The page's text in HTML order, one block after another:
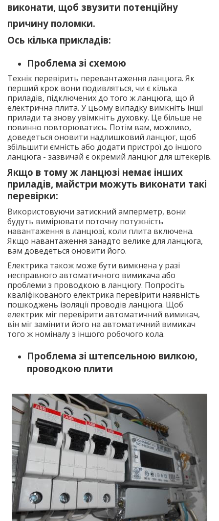
виконати, щоб звузити потенційну
причину поломки.
Ось кілька прикладів:
Проблема зі схемою
Технік перевірить перевантаження ланцюга. Як
перший крок вони подивляться, чи є кілька
приладів, підключених до того ж ланцюга, що й
електрична плита. У цьому випадку вимкніть інші
прилади та знову увімкніть духовку. Це більше не
повинно повторюватись. Потім вам, можливо,
доведеться оновити надлишковий ланцюг, щоб
збільшити ємність або додати пристрої до іншого
ланцюга - зазвичай є окремий ланцюг для штекерів.
Якщо в тому ж ланцюзі немає інших
приладів, майстри можуть виконати такі
перевірки:
Використовуючи затискний амперметр, вони
будуть вимірювати поточну потужність
навантаження в ланцюзі, коли плита включена.
Якщо навантаження занадто велике для ланцюга,
вам доведеться оновити його.
Електрика також може бути вимкнена у разі
несправного автоматичного вимикача або
проблеми з проводкою в ланцюгу. Попросіть
кваліфікованого електрика перевірити наявність
пошкоджень ізоляції проводів ланцюга. Щоб
електрик міг перевірити автоматичний вимикач,
він міг замінити його на автоматичний вимикач
того ж номіналу з іншого робочого кола.
Проблема зі штепсельною вилкою,
проводкою плити